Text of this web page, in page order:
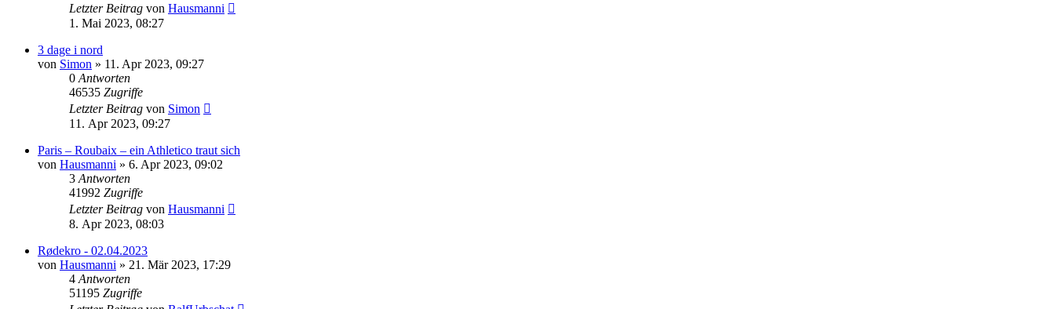
Letzter Beitrag von Hausmanni
1. Mai 2023, 08:27
3 dage i nord
von Simon » 11. Apr 2023, 09:27
0 Antworten
46535 Zugriffe
Letzter Beitrag von Simon
11. Apr 2023, 09:27
Paris – Roubaix – ein Athletico traut sich
von Hausmanni » 6. Apr 2023, 09:02
3 Antworten
41992 Zugriffe
Letzter Beitrag von Hausmanni
8. Apr 2023, 08:03
Rødekro - 02.04.2023
von Hausmanni » 21. Mär 2023, 17:29
4 Antworten
51195 Zugriffe